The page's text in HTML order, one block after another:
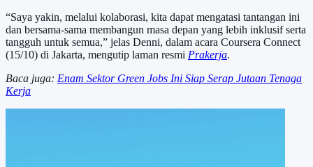
“Saya yakin, melalui kolaborasi, kita dapat mengatasi tantangan ini
dan bersama-sama membangun masa depan yang lebih inklusif serta
tangguh untuk semua,” jelas Denni, dalam acara Coursera Connect
(15/10) di Jakarta, mengutip laman resmi Prakerja.
Baca juga: Enam Sektor Green Jobs Ini Siap Serap Jutaan Tenaga
Kerja